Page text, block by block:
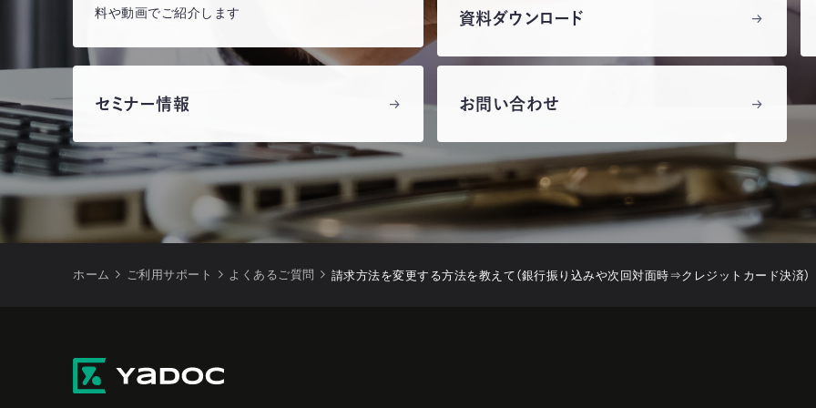
料や動画でご紹介します 資料ダウンロード
セミナー情報 お問い合わせ
ホーム ご利用サポート よくあるご質問 請求方法を変更する方法を教えて（銀行振り込みや次回対面時⇒クレジットカード決済）